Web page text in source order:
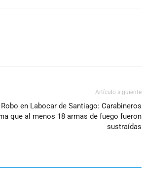
Artículo siguiente
Robo en Labocar de Santiago: Carabineros
que al menos 18 armas de fuego fueron
sustraídas